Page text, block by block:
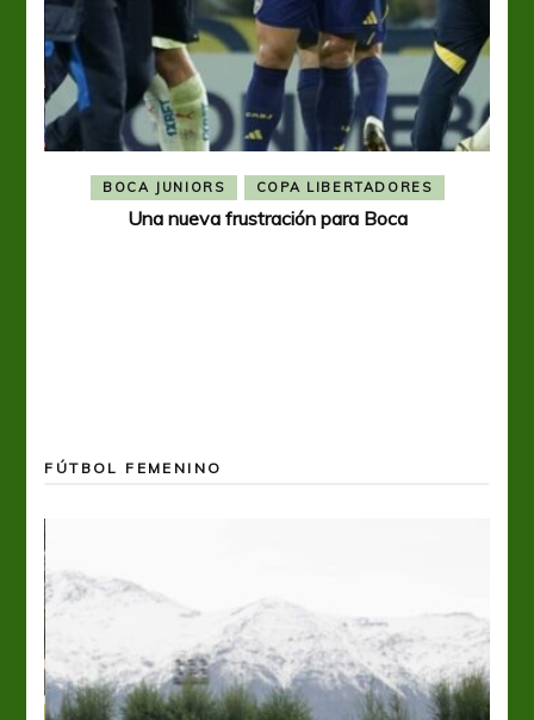
BOCA JUNIORS COPA LIBERTADORES
Una nueva frustración para Boca
FÚTBOL FEMENINO